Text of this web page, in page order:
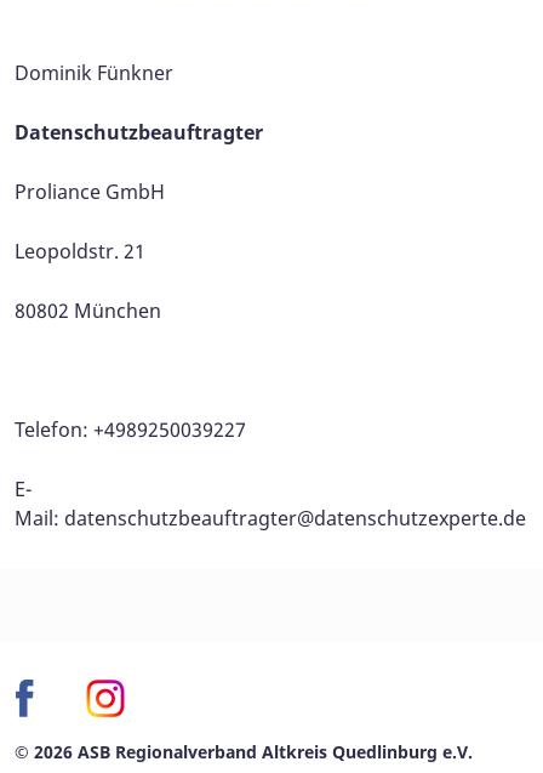
Dominik Fünkner
Datenschutzbeauftragter
Proliance GmbH
Leopoldstr. 21
80802 München
Telefon: +4989250039227
E-
Mail: datenschutzbeauftragter@datenschutzexperte.de
© 2026 ASB Regionalverband Altkreis Quedlinburg e.V.